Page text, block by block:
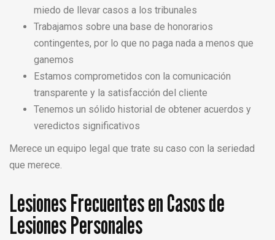
miedo de llevar casos a los tribunales
Trabajamos sobre una base de honorarios
contingentes, por lo que no paga nada a menos que
ganemos
Estamos comprometidos con la comunicación
transparente y la satisfacción del cliente
Tenemos un sólido historial de obtener acuerdos y
veredictos significativos
Merece un equipo legal que trate su caso con la seriedad
que merece.
Lesiones Frecuentes en Casos de
Lesiones Personales